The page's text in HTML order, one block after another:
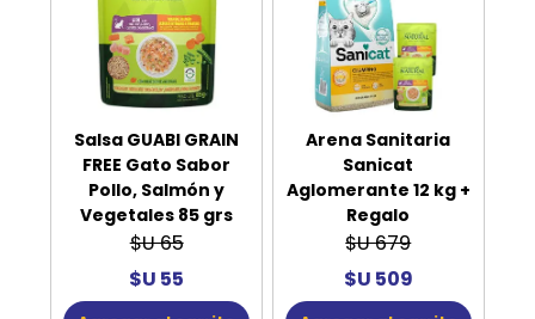
Salsa GUABI GRAIN
FREE Gato Sabor
Pollo, Salmón y
Vegetales 85 grs
$U 65
$U 55
Arena Sanitaria
Sanicat
Aglomerante 12 kg +
Regalo
$U 679
$U 509